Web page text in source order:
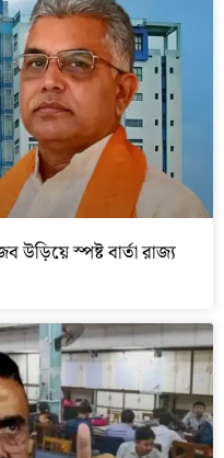
স্পষ্ট বার্তা রাজ্য